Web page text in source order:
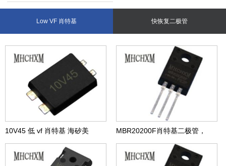
Low VF 肖特基 快恢复二极管
10V45 低 vf 肖特基 海矽美
MBR20200F肖特基二极管，
MHCHXM品牌